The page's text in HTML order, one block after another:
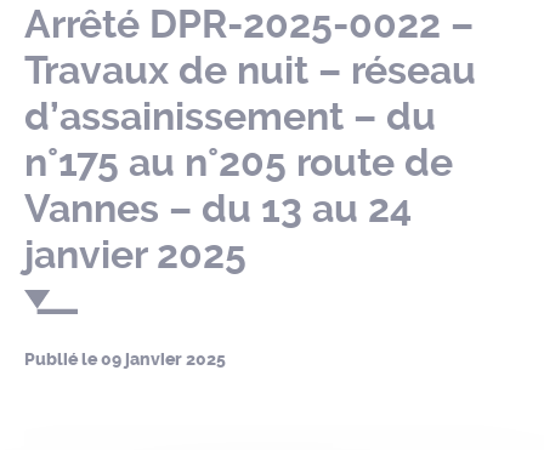
Arrêté DPR-2025-0022 –
Travaux de nuit – réseau
d’assainissement – du
n°175 au n°205 route de
Vannes – du 13 au 24
janvier 2025
Publié le09 janvier 2025